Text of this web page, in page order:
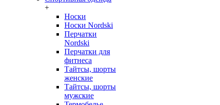
+
Носки
Носки Nordski
Перчатки
Nordski
Перчатки для
фитнеса
Тайтсы, шорты
женские
Тайтсы, шорты
мужские